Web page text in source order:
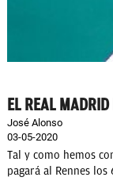
EL REAL
José Alonso
03-05-2020
Tal y como hemos
pagará al Rennes